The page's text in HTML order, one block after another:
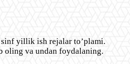
yillik ish rejalar to’plami.
va undan foydalaning.